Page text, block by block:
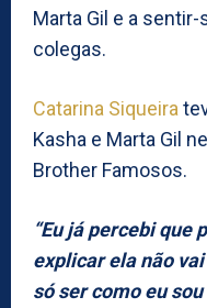
Marta Gil e a
colegas.
Catarina Siqueira
Kasha e Marta Gil
Brother Famosos.
“Eu já percebi que
explicar ela não
só ser como eu